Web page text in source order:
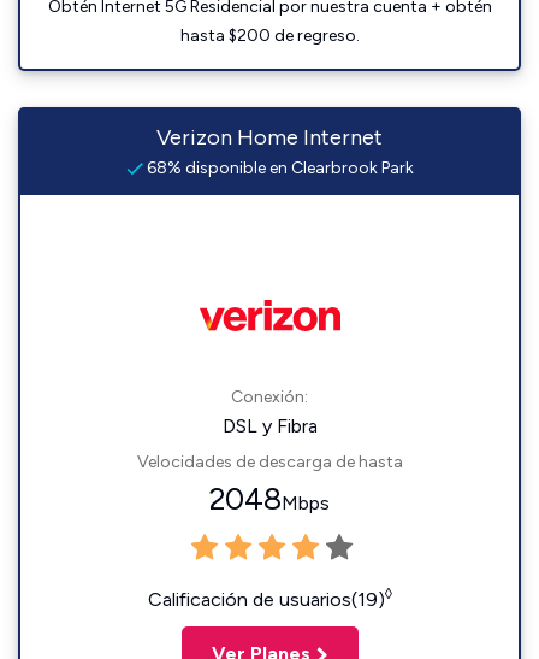
Obtén Internet 5G Residencial por nuestra cuenta + obtén
hasta $200 de regreso.
Verizon Home Internet
68% disponible en Clearbrook Park
Conexión:
DSL y Fibra
Velocidades de descarga de hasta
2048Mbps
Calificación de usuarios(19)◊
Ver Planes